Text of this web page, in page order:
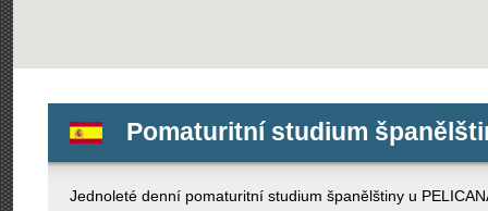
Pomaturitní studium
Jednoleté denní pomaturitní studium španělštiny u